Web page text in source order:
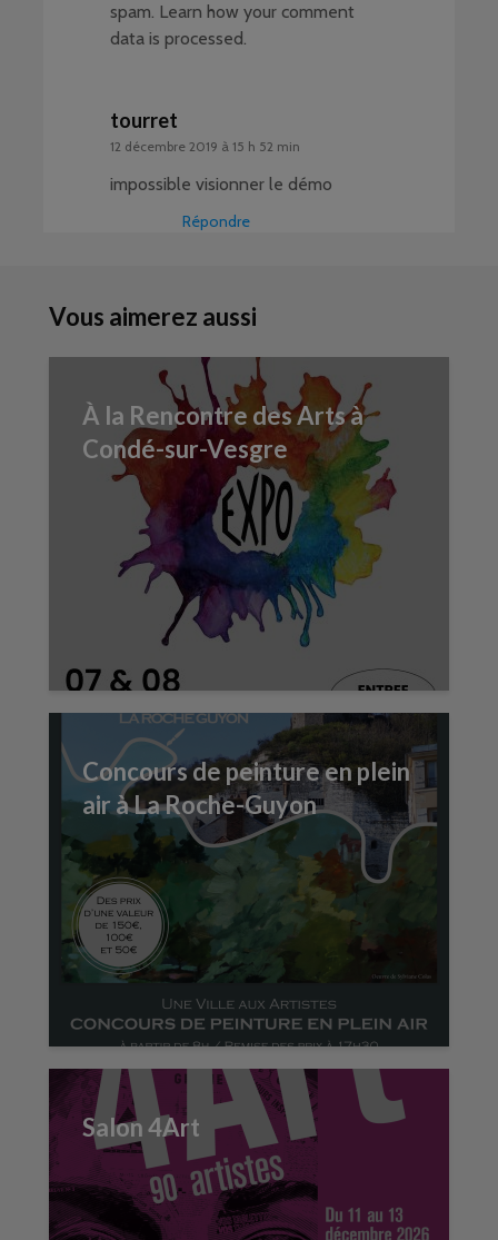
spam. Learn how your comment
data is processed.
tourret
12 décembre 2019 à 15 h 52 min
impossible visionner le démo
Répondre
Vous aimerez aussi
À la Rencontre des Arts à
Condé-sur-Vesgre
Concours de peinture en plein
air à La Roche-Guyon
Salon 4Art